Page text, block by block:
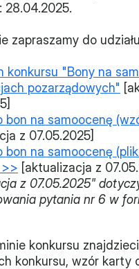
28.04.2025.
zapraszamy do
konkursu "Bony na
pozarządowych"
bon na samoocenę
z 07.05.2025]
bon na samoocenę
[aktualizacja z
z 07.05.2025"
pytania nr 6 w
konkursu
konkursu, wzór karty